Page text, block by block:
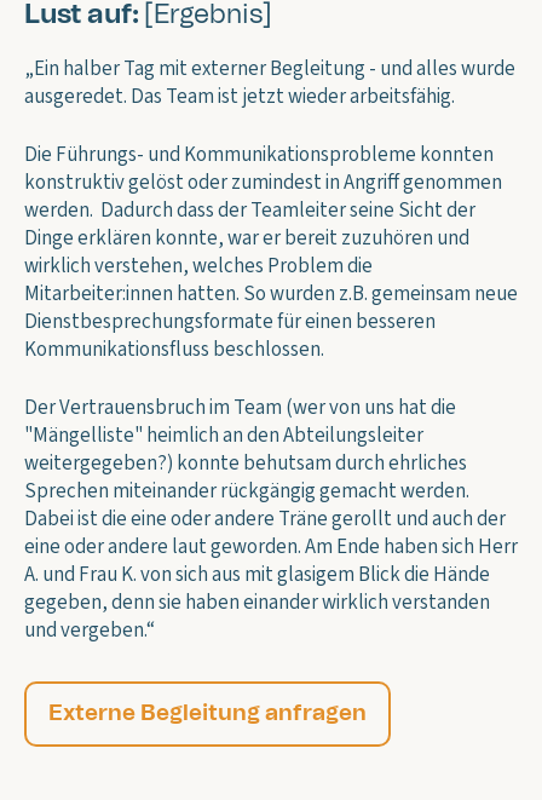
Lust auf: [Ergebnis]
„Ein halber Tag mit externer Begleitung - und alles wurde
ausgeredet. Das Team ist jetzt wieder arbeitsfähig.
Die Führungs- und Kommunikationsprobleme konnten
konstruktiv gelöst oder zumindest in Angriff genommen
werden. Dadurch dass der Teamleiter seine Sicht der
Dinge erklären konnte, war er bereit zuzuhören und
wirklich verstehen, welches Problem die
Mitarbeiter:innen hatten. So wurden z.B. gemeinsam neue
Dienstbesprechungsformate für einen besseren
Kommunikationsfluss beschlossen.
Der Vertrauensbruch im Team (wer von uns hat die
"Mängelliste" heimlich an den Abteilungsleiter
weitergegeben?) konnte behutsam durch ehrliches
Sprechen miteinander rückgängig gemacht werden.
Dabei ist die eine oder andere Träne gerollt und auch der
eine oder andere laut geworden. Am Ende haben sich Herr
A. und Frau K. von sich aus mit glasigem Blick die Hände
gegeben, denn sie haben einander wirklich verstanden
und vergeben.“
Externe Begleitung anfragen